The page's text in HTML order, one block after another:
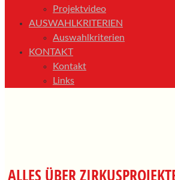
Projektvideo
AUSWAHLKRITERIEN
Auswahlkriterien
KONTAKT
Kontakt
Links
ALLES ÜBER